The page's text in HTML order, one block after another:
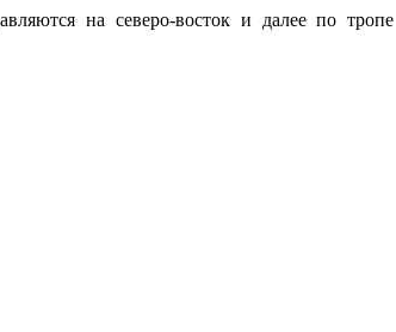
на северо-восток и далее по